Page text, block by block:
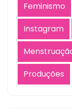
Feminismo
Instagram
Produções